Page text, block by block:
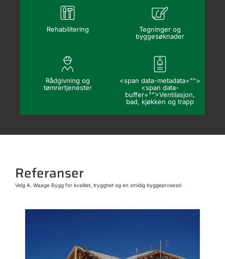
Rehabilitering
Tegninger og
byggesøknader
Rådgivning og
tømrertjenester
<span data-metadata="">
<span data-
buffer="">Ventilasjon,
bad, kjøkken og trapp
Referanser
Velg A. Waage Bygg for kvalitet, trygghet og en smidig byggeprosess!